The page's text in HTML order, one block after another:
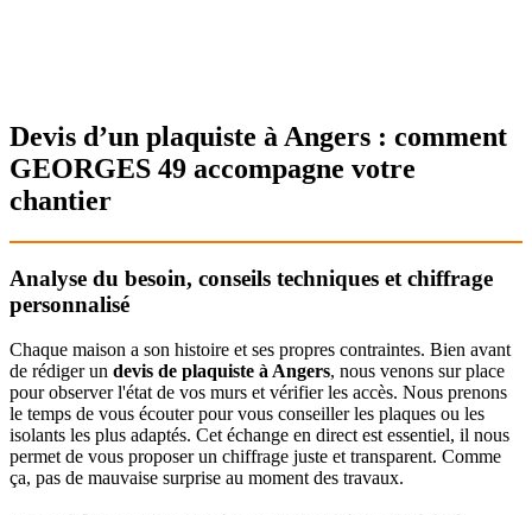
Devis d’un plaquiste à Angers : comment
GEORGES 49 accompagne votre
chantier
Analyse du besoin, conseils techniques et chiffrage
personnalisé
Chaque maison a son histoire et ses propres contraintes. Bien avant
de rédiger un devis de plaquiste à Angers, nous venons sur place
pour observer l'état de vos murs et vérifier les accès. Nous prenons
le temps de vous écouter pour vous conseiller les plaques ou les
isolants les plus adaptés. Cet échange en direct est essentiel, il nous
permet de vous proposer un chiffrage juste et transparent. Comme
ça, pas de mauvaise surprise au moment des travaux.